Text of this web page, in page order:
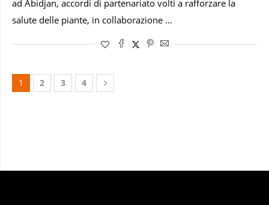
ad Abidjan, accordi di partenariato volti a rafforzare la
salute delle piante, in collaborazione …
1 2 3 4